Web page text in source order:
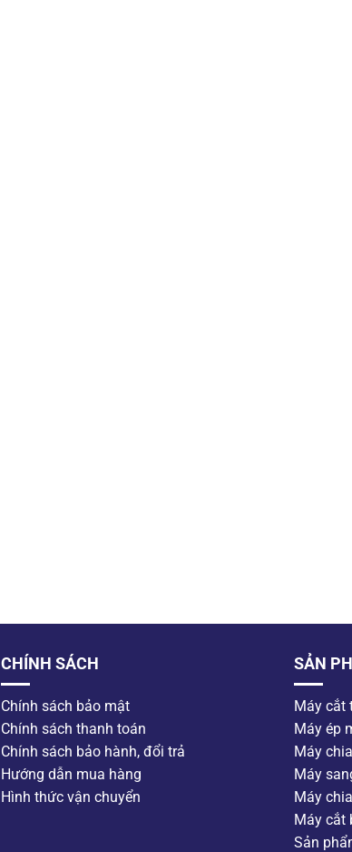
CHÍNH SÁCH
Chính sách bảo mật
Chính sách thanh toán
Chính sách bảo hành, đổi trả
Hướng dẫn mua hàng
Hình thức vận chuyển
SẢN
Máy cắt
Máy ép
Máy
Máy
Máy
Máy cắt
Sản